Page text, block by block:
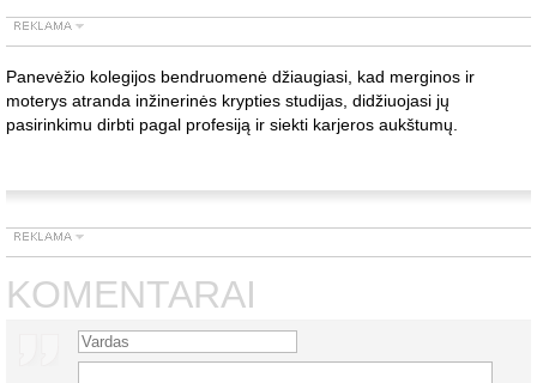
Panevėžio kolegijos bendruomenė džiaugiasi, kad merginos ir
moterys atranda inžinerinės krypties studijas, didžiuojasi jų
pasirinkimu dirbti pagal profesiją ir siekti karjeros aukštumų.
KOMENTARAI